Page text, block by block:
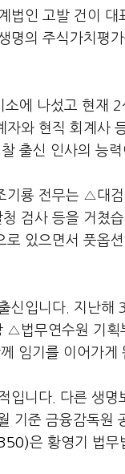
법인 고발 건이
명의 주식가치평
에 나섰고 현재
자와 현직 회계사
출신 인사의 능
기룡 전무는 △대
검사 등을 거쳤
로 있으면서 풋옵
신입니다. 지난
△법무연수원 기
임기를 이어가게
입니다. 다른 생
기준 금융감독원
은 황영기 법무